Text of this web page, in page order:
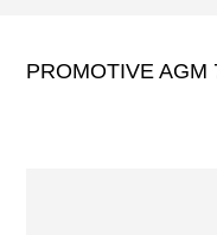
PROMOTIVE AGM